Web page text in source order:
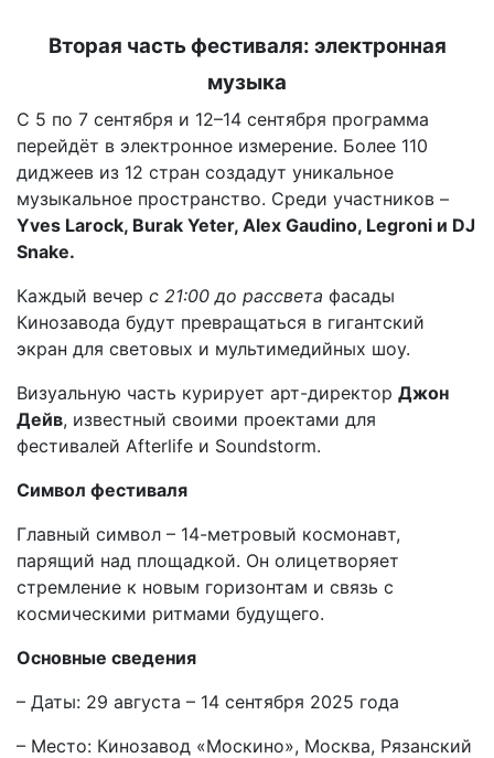
Вторая часть фестиваля: электронная
музыка
С 5 по 7 сентября и 12–14 сентября программа
перейдёт в электронное измерение. Более 110
диджеев из 12 стран создадут уникальное
музыкальное пространство. Среди участников –
Yves Larock, Burak Yeter, Alex Gaudino, Legroni и DJ
Snake.
Каждый вечер с 21:00 до рассвета фасады
Кинозавода будут превращаться в гигантский
экран для световых и мультимедийных шоу.
Визуальную часть курирует арт-директор Джон
Дейв, известный своими проектами для
фестивалей Afterlife и Soundstorm.
Символ фестиваля
Главный символ – 14-метровый космонавт,
парящий над площадкой. Он олицетворяет
стремление к новым горизонтам и связь с
космическими ритмами будущего.
Основные сведения
– Даты: 29 августа – 14 сентября 2025 года
– Место: Кинозавод «Москино», Москва, Рязанский